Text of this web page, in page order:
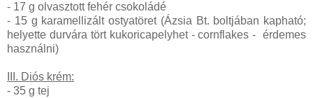
- 17 g olvasztott fehér csokoládé
- 15 g karamellizált ostyatöret (Ázsia Bt. boltjában kapható;
helyette durvára tört kukoricapelyhet - cornflakes - érdemes
használni)
III. Diós krém:
- 35 g tej